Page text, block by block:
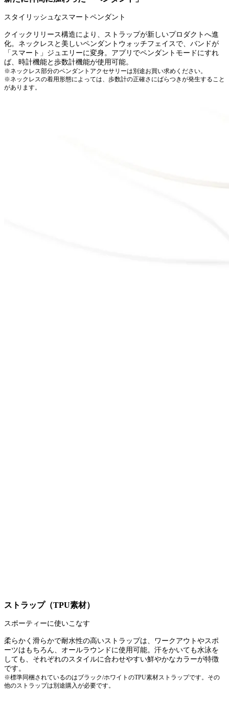
スタイリッシュなスマートペンダント
クイックリリース構造により、ストラップが新しいプロダクトへ進
化。ネックレスと美しいペンダントウォッチフェイスで、バンドが
「スマート」ジュエリーに変身。アプリでペンダントモードにすれ
ば、時計機能と歩数計機能が使用可能。
※ネックレス部分のペンダントアクセサリーは別途お買い求めください。
※ネックレスの着用形態によっては、歩数計の正確さにばらつきが発生すること
があります。
ストラップ（TPU素材）
スポーティーに使いこなす
柔らかく滑らかで耐水性の高いストラップは、ワークアウトやスポ
ーツはもちろん、オールラウンドに使用可能。汗をかいても水泳を
しても、それぞれのスタイルに合わせやすい鮮やかなカラーが特徴
です。
※標準同梱されているのはブラック/ホワイトのTPU素材ストラップです。その
他のストラップは別途購入が必要です。